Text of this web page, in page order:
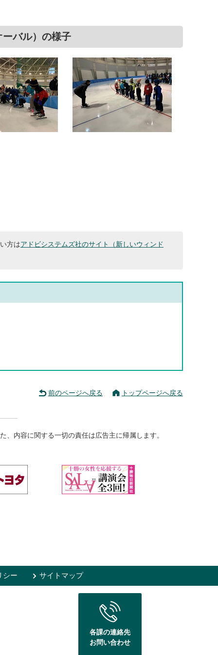
バル）の様子
方はアドビシステムズ社のサイト（新しいウィンド
前のページへ戻る トップページへ戻る
内容に関する一切の責任は広告主に帰属します。
シー サイトマップ
各課の連絡先
お問い合わせ